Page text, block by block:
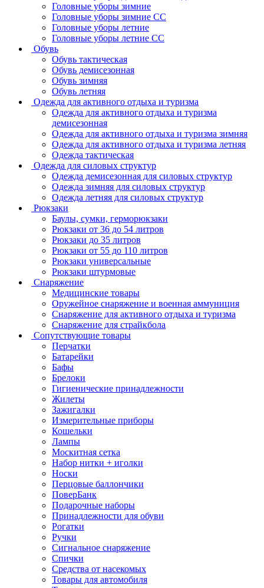
Головные уборы зимние
Головные уборы зимние СС
Головные уборы летние
Головные уборы летние СС
Обувь
Обувь тактическая
Обувь демисезонная
Обувь зимняя
Обувь летняя
Одежда для активного отдыха и туризма
Одежда для активного отдыха и туризма
демисезонная
Одежда для активного отдыха и туризма зимняя
Одежда для активного отдыха и туризма летняя
Одежда тактическая
Одежда для силовых структур
Одежда демисезонная для силовых структур
Одежда зимняя для силовых структур
Одежда летняя для силовых структур
Рюкзаки
Баулы, сумки, герморюкзаки
Рюкзаки от 36 до 54 литров
Рюкзаки до 35 литров
Рюкзаки от 55 до 110 литров
Рюкзаки универсальные
Рюкзаки штурмовые
Снаряжение
Медицинские товары
Оружейное снаряжение и военная аммуниция
Снаряжение для активного отдыха и туризма
Снаряжение для страйкбола
Сопутствующие товары
Перчатки
Батарейки
Бафы
Брелоки
Гигиенические принадлежности
Жилеты
Зажигалки
Измерительные приборы
Кошельки
Лампы
Москитная сетка
Набор нитки + иголки
Носки
Перцовые баллончики
ПоверБанк
Подарочные наборы
Принадлежности для обуви
Рогатки
Ручки
Сигнальное снаряжение
Спички
Средства от насекомых
Товары для автомобиля